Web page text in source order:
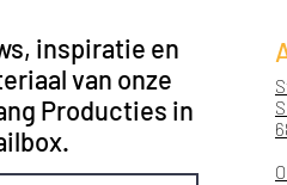
inspiratie en
van onze
Producties in